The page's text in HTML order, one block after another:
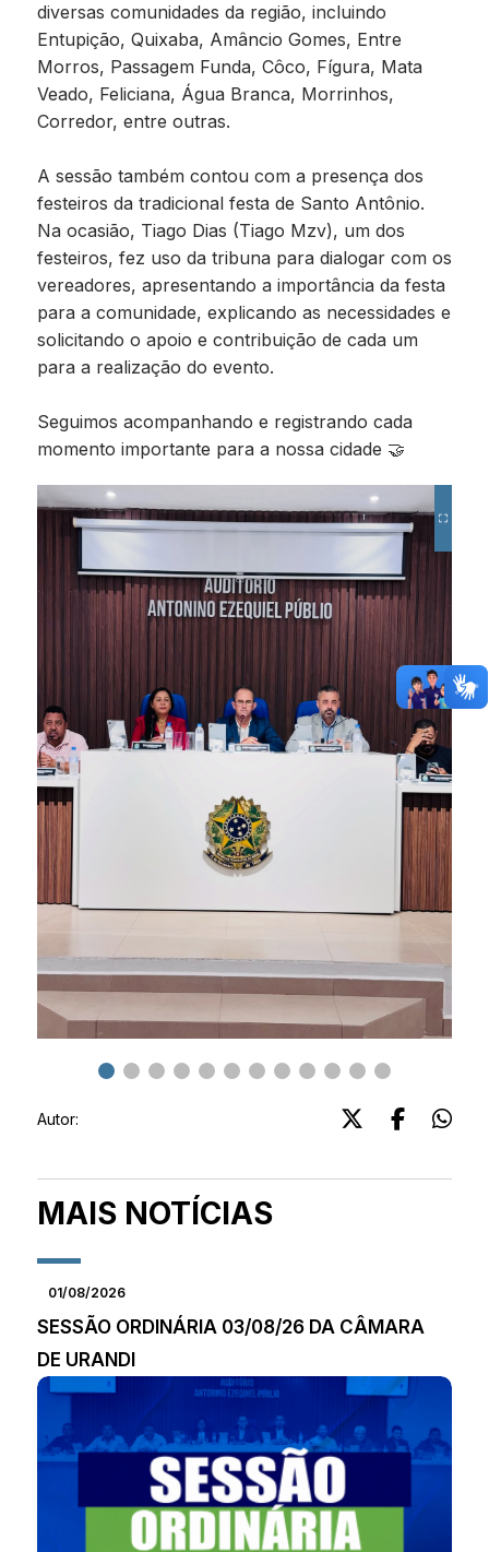
diversas comunidades da região, incluindo
Entupição, Quixaba, Amâncio Gomes, Entre
Morros, Passagem Funda, Côco, Fígura, Mata
Veado, Feliciana, Água Branca, Morrinhos,
Corredor, entre outras.
A sessão também contou com a presença dos
festeiros da tradicional festa de Santo Antônio.
Na ocasião, Tiago Dias (Tiago Mzv), um dos
festeiros, fez uso da tribuna para dialogar com os
vereadores, apresentando a importância da festa
para a comunidade, explicando as necessidades e
solicitando o apoio e contribuição de cada um
para a realização do evento.
Seguimos acompanhando e registrando cada
momento importante para a nossa cidade 🤝
Autor:
MAIS NOTÍCIAS
01/08/2026
SESSÃO ORDINÁRIA 03/08/26 DA CÂMARA
DE URANDI